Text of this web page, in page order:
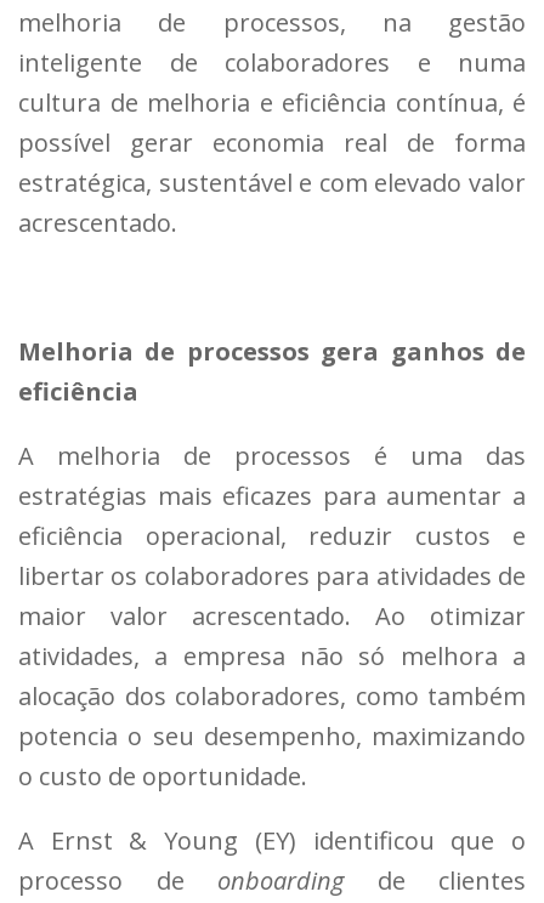
melhoria de processos, na gestão
inteligente de colaboradores e numa
cultura de melhoria e eficiência contínua, é
possível gerar economia real de forma
estratégica, sustentável e com elevado valor
acrescentado.
Melhoria de processos gera ganhos de
eficiência
A melhoria de processos é uma das
estratégias mais eficazes para aumentar a
eficiência operacional, reduzir custos e
libertar os colaboradores para atividades de
maior valor acrescentado. Ao otimizar
atividades, a empresa não só melhora a
alocação dos colaboradores, como também
potencia o seu desempenho, maximizando
o custo de oportunidade.
A Ernst & Young (EY) identificou que o
processo de onboardingde clientes